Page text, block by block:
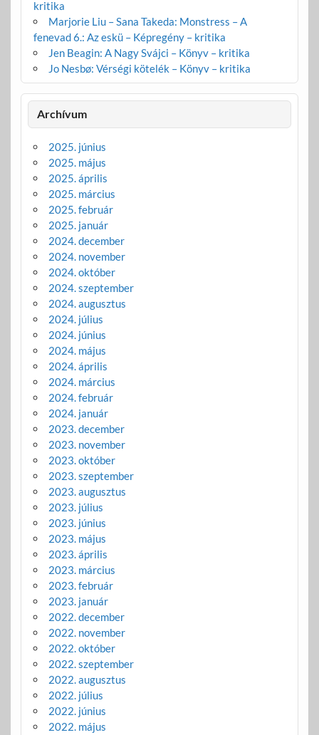
kritika
Marjorie Liu – Sana Takeda: Monstress – A
fenevad 6.: Az eskü – Képregény – kritika
Jen Beagin: A Nagy Svájci – Könyv – kritika
Jo Nesbø: Vérségi kötelék – Könyv – kritika
Archívum
2025. június
2025. május
2025. április
2025. március
2025. február
2025. január
2024. december
2024. november
2024. október
2024. szeptember
2024. augusztus
2024. július
2024. június
2024. május
2024. április
2024. március
2024. február
2024. január
2023. december
2023. november
2023. október
2023. szeptember
2023. augusztus
2023. július
2023. június
2023. május
2023. április
2023. március
2023. február
2023. január
2022. december
2022. november
2022. október
2022. szeptember
2022. augusztus
2022. július
2022. június
2022. május